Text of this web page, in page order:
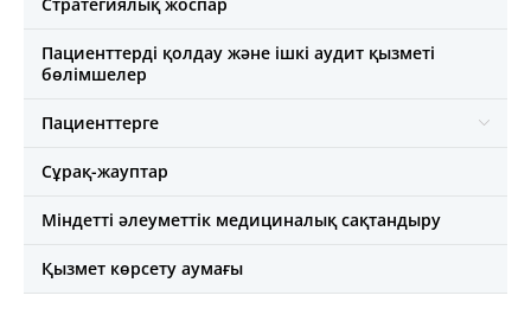
Пациенттерді қолдау және ішкі аудит қызметі
бөлімшелер
Пациенттерге
Сұрақ-жауптар
Міндетті әлеуметтік медициналық сақтандыру
Қызмет көрсету аумағы